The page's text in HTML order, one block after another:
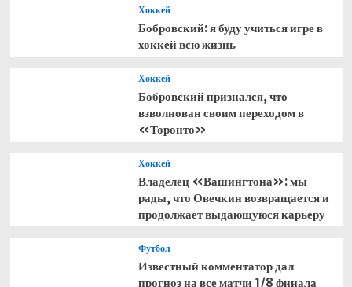
Хоккей
Бобровский: я буду учиться игре в
хоккей всю жизнь
Хоккей
Бобровский признался, что
взволнован своим переходом в
«Торонто»
Хоккей
Владелец «Вашингтона»: мы
рады, что Овечкин возвращается и
продолжает выдающуюся карьеру
Футбол
Известный комментатор дал
прогноз на все матчи 1/8 финала